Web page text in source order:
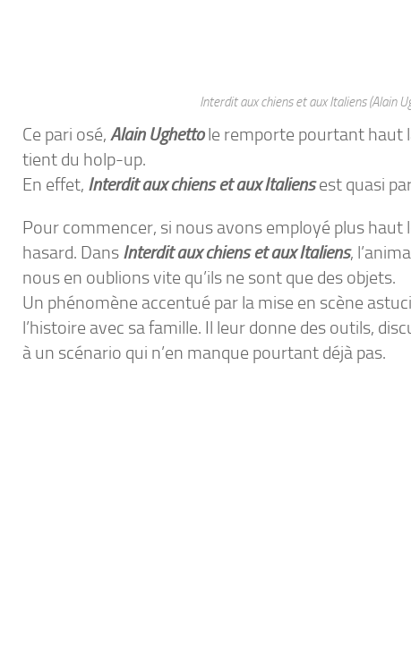
Interdit aux chiens et aux Italiens (Alain
Ce pari osé, Alain Ughettole remporte pourtant haut
tient du holp-up.
En effet, Interdit aux chiens et aux Italiensest quasi
Pour commencer, si nous avons employé plus haut
hasard. Dans Interdit aux chiens et aux Italiens,
nous en oublions vite qu’ils ne sont que des objets.
Un phénomène accentué par la mise en scène
l’histoire avec sa famille. Il leur donne des outils,
à un scénario qui n’en manque pourtant déjà pas.